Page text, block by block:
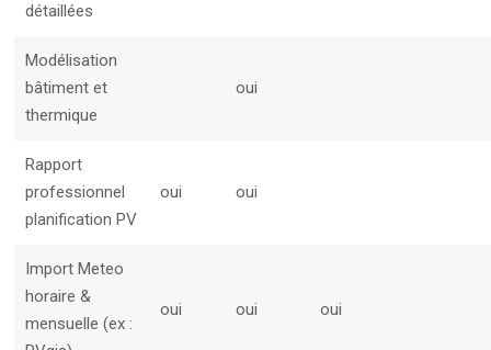
détaillées
Modélisation
bâtiment et
thermique
oui
Rapport
professionnel
planification PV
oui oui
Import Meteo
horaire &
mensuelle (ex :
oui oui oui